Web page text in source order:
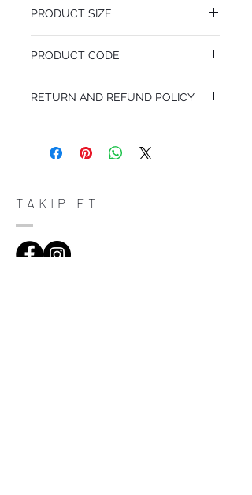
PRODUCT SIZE
Pattern Repeat 26.5 cm
PRODUCT CODE
RETURN AND REFUND POLICY
do in case they are dissatisfied with their
trust and reassure your customers that
they can buy with confidence.
TAKIP ET